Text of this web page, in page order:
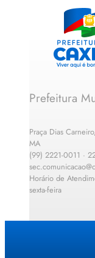
Prefeitura
Praça Dias
MA
(99) 2221-0011 ·
Horário de
sexta-feira